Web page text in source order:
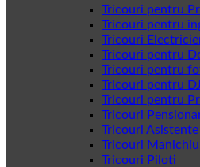
Tricouri pentru
Tricouri pentru
Tricouri
Tricouri pentru
Tricouri pentru
Tricouri pentru DJ
Tricouri pentru
Tricouri
Tricouri
Tricouri
Tricouri Piloti